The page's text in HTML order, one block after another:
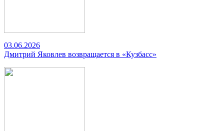
03.06.2026
Дмитрий Яковлев возвращается в «Кузбасс»